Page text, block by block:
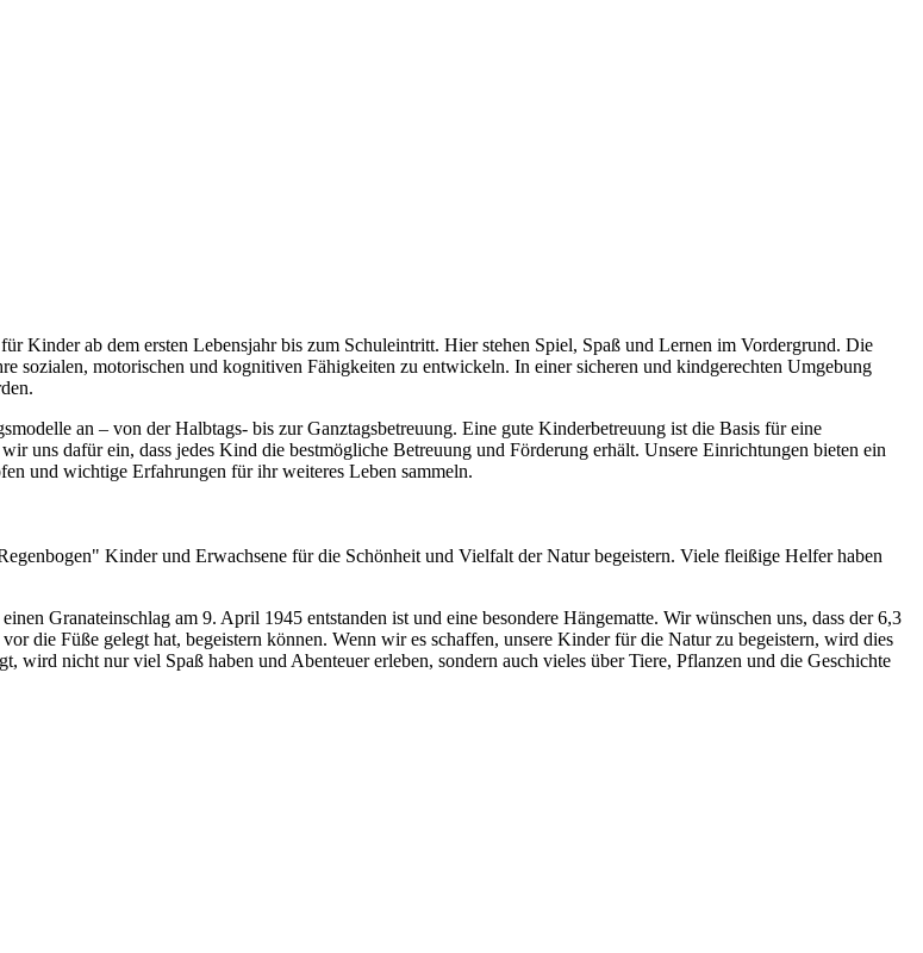
Kinder ab dem ersten Lebensjahr bis zum Schuleintritt. Hier stehen Spiel, Spaß und Lernen im Vordergrund. Die
sozialen, motorischen und kognitiven Fähigkeiten zu entwickeln. In einer sicheren und kindgerechten Umgebung
an – von der Halbtags- bis zur Ganztagsbetreuung. Eine gute Kinderbetreuung ist die Basis für eine
uns dafür ein, dass jedes Kind die bestmögliche Betreuung und Förderung erhält. Unsere Einrichtungen bieten ein
und wichtige Erfahrungen für ihr weiteres Leben sammeln.
Kinder und Erwachsene für die Schönheit und Vielfalt der Natur begeistern. Viele fleißige Helfer haben
Granateinschlag am 9. April 1945 entstanden ist und eine besondere Hängematte. Wir wünschen uns, dass der 6,3
die Füße gelegt hat, begeistern können. Wenn wir es schaffen, unsere Kinder für die Natur zu begeistern, wird dies
wird nicht nur viel Spaß haben und Abenteuer erleben, sondern auch vieles über Tiere, Pflanzen und die Geschichte